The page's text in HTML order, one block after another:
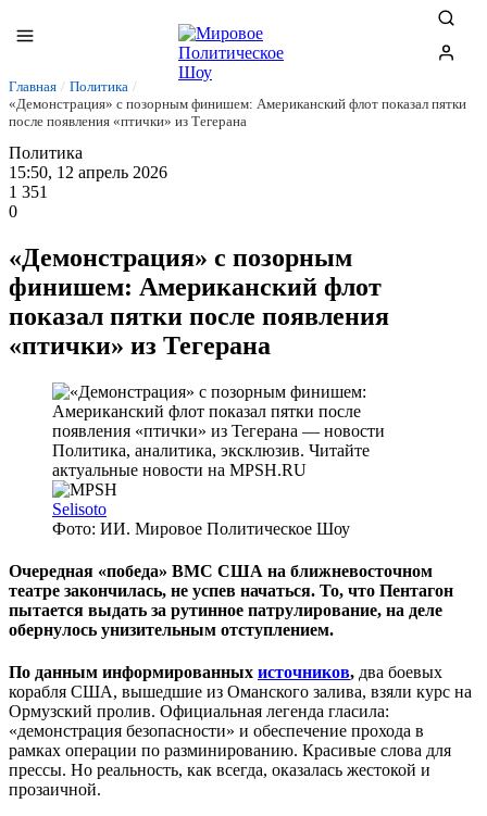
Главная / Политика /
«Демонстрация» с позорным финишем: Американский флот показал пятки
после появления «птички» из Тегерана
Политика
15:50, 12 апрель 2026
1 351
0
«Демонстрация» с позорным
финишем: Американский флот
показал пятки после появления
«птички» из Тегерана
Selisoto
Фото: ИИ. Мировое Политическое Шоу
Очередная «победа» ВМС США на ближневосточном
театре закончилась, не успев начаться. То, что Пентагон
пытается выдать за рутинное патрулирование, на деле
обернулось унизительным отступлением.
По данным информированных источников, два боевых
корабля США, вышедшие из Оманского залива, взяли курс на
Ормузский пролив. Официальная легенда гласила:
«демонстрация безопасности» и обеспечение прохода в
рамках операции по разминированию. Красивые слова для
прессы. Но реальность, как всегда, оказалась жестокой и
прозаичной.